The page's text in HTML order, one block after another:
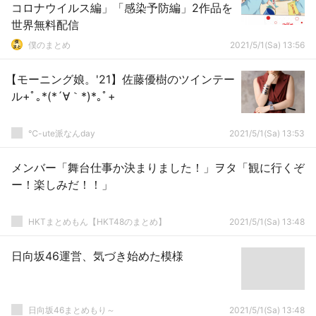
コロナウイルス編」「感染予防編」2作品を
世界無料配信
僕のまとめ 2021/5/1(Sa) 13:56
【モーニング娘。'21】佐藤優樹のツインテー
ル+ﾟ｡*(*´∀｀*)*｡ﾟ+
℃-ute派なんday 2021/5/1(Sa) 13:53
メンバー「舞台仕事か決まりました！」ヲタ「観に行くぞ
ー！楽しみだ！！」
HKTまとめもん【HKT48のまとめ】 2021/5/1(Sa) 13:48
日向坂46運営、気づき始めた模様
日向坂46まとめもり～ 2021/5/1(Sa) 13:48